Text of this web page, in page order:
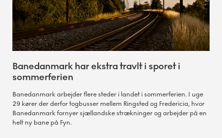
Banedanmark har ekstra travlt i sporet i
sommerferien
Banedanmark arbejder flere steder i landet i sommerferien. I uge
29 kører der derfor togbusser mellem Ringsted og Fredericia, hvor
Banedanmark fornyer sjællandske strækninger og arbejder på en
helt ny bane på Fyn.